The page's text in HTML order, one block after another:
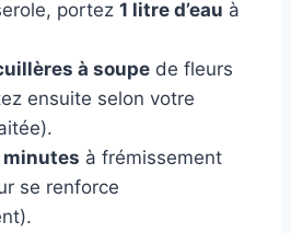
portez 1 litre d’eau à
à soupe de fleurs
ensuite selon votre
minutes à frémissement
se renforce